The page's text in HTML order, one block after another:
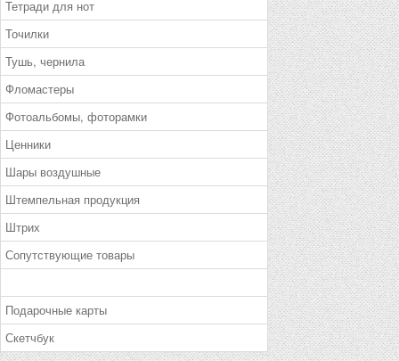
Тетради для нот
Точилки
Тушь, чернила
Фломастеры
Фотоальбомы, фоторамки
Ценники
Шары воздушные
Штемпельная продукция
Штрих
Сопутствующие товары
Подарочные карты
Скетчбук